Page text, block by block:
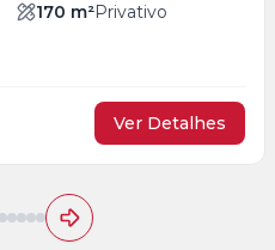
170 m²Privativo
Ver Detalhes